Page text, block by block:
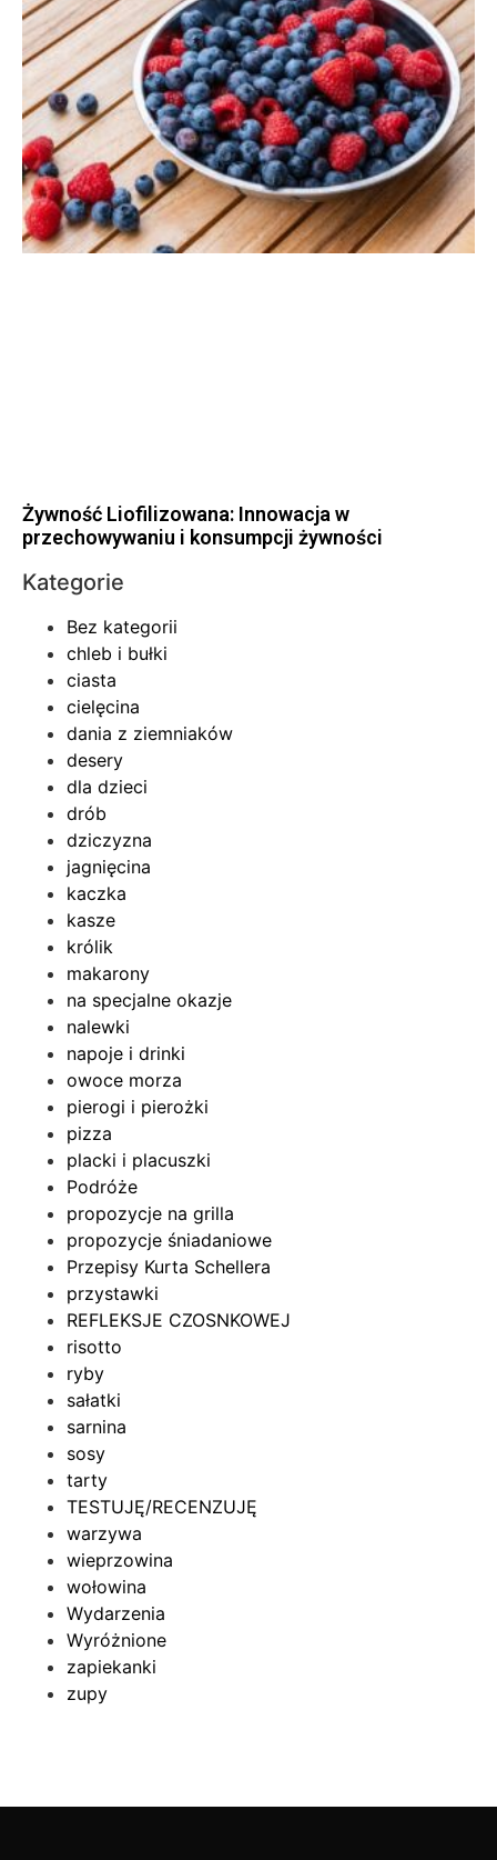
Żywność Liofilizowana: Innowacja w
przechowywaniu i konsumpcji żywności
Kategorie
Bez kategorii
chleb i bułki
ciasta
cielęcina
dania z ziemniaków
desery
dla dzieci
drób
dziczyzna
jagnięcina
kaczka
kasze
królik
makarony
na specjalne okazje
nalewki
napoje i drinki
owoce morza
pierogi i pierożki
pizza
placki i placuszki
Podróże
propozycje na grilla
propozycje śniadaniowe
Przepisy Kurta Schellera
przystawki
REFLEKSJE CZOSNKOWEJ
risotto
ryby
sałatki
sarnina
sosy
tarty
TESTUJĘ/RECENZUJĘ
warzywa
wieprzowina
wołowina
Wydarzenia
Wyróżnione
zapiekanki
zupy